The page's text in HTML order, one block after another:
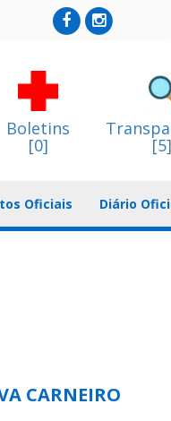
Boletins
[0] [5]
Oficiais Diário
CARNEIRO